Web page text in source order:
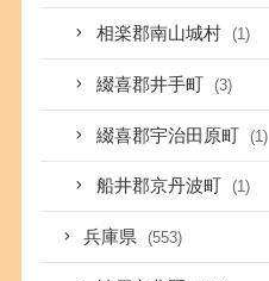
相楽郡南山城村 (1)
綴喜郡井手町 (3)
綴喜郡宇治田原町 (1)
船井郡京丹波町 (1)
兵庫県 (553)